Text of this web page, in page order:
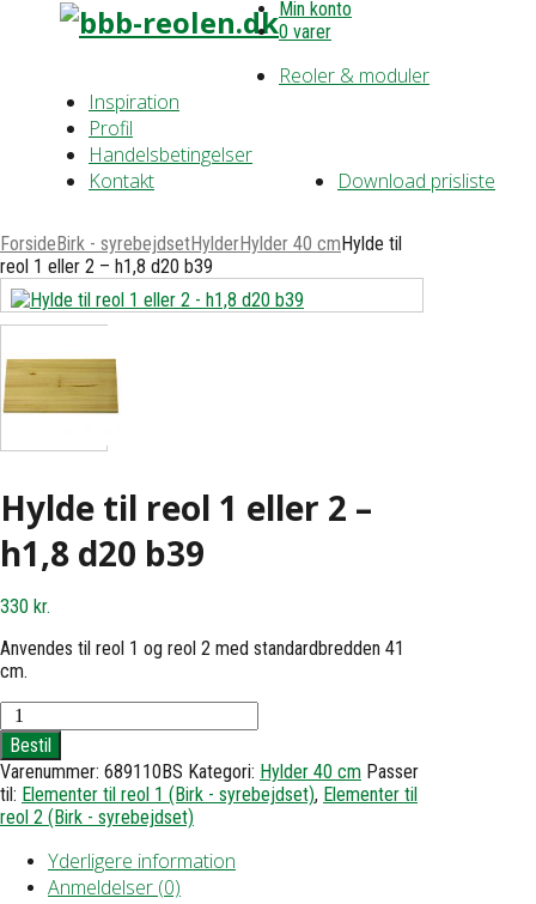
Min konto
0 varer
Reoler & moduler
Inspiration
Profil
Handelsbetingelser
Download prisliste
Kontakt
ForsideBirk - syrebejdsetHylderHylder 40 cmHylde til
reol 1 eller 2 – h1,8 d20 b39
Hylde til reol 1 eller 2 –
h1,8 d20 b39
330 kr.
Anvendes til reol 1 og reol 2 med standardbredden 41
cm.
Hylde
til
reol
1
eller
2
Bestil
Varenummer: 689110BS Kategori: Hylder 40 cm Passer
til: Elementer til reol 1 (Birk - syrebejdset), Elementer til
reol 2 (Birk - syrebejdset)
Yderligere information
Anmeldelser (0)